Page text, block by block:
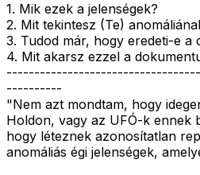
1. Mik ezek a jelenségek?
2. Mit tekintesz (Te)
3. Tudod már, hogy eredeti-e a
4. Mit akarsz ezzel a
----------
"Nem azt mondtam, hogy
Holdon, vagy az UFÓ-k ennek
hogy léteznek azonosítatlan
anomáliás égi jelenségek,